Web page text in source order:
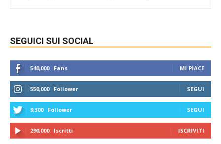
SEGUICI SUI SOCIAL
540,000 Fans MI PIACE
550,000 Follower SEGUI
9,300 Follower SEGUI
290,000 Iscritti ISCRIVITI